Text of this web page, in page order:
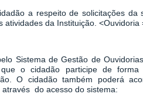
a respeito de solicitações da
da Instituição. <Ouvidoria
Sistema de Gestão de
o cidadão participe de forma
O cidadão também poderá
do acesso do sistema: